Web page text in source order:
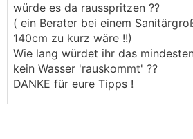
würde es da rausspritzen ??
( ein Berater bei einem
140cm zu kurz wäre !!)
Wie lang würdet ihr das
kein Wasser 'rauskommt' ??
DANKE für eure Tipps !